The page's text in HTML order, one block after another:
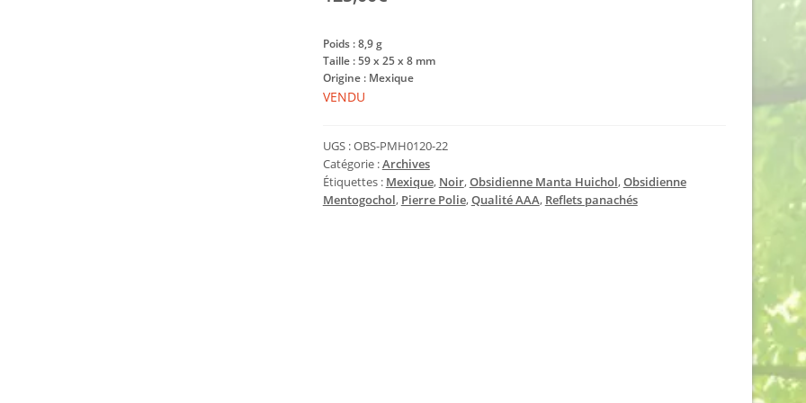
Poids :8,9g
Taille :59 x 25 x 8 mm
Origine : Mexique
VENDU
UGS :OBS-PMH0120-22
Catégorie :Archives
Étiquettes : Mexique, Noir,Obsidienne Manta Huichol,Obsidienne
Mentogochol, Pierre Polie,Qualité AAA, Reflets panachés